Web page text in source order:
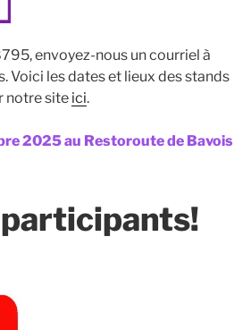
envoyez-nous un courriel à
Voici les dates et lieux des stands
notre site ici.
2025 au Restoroute de Bavois
participants!